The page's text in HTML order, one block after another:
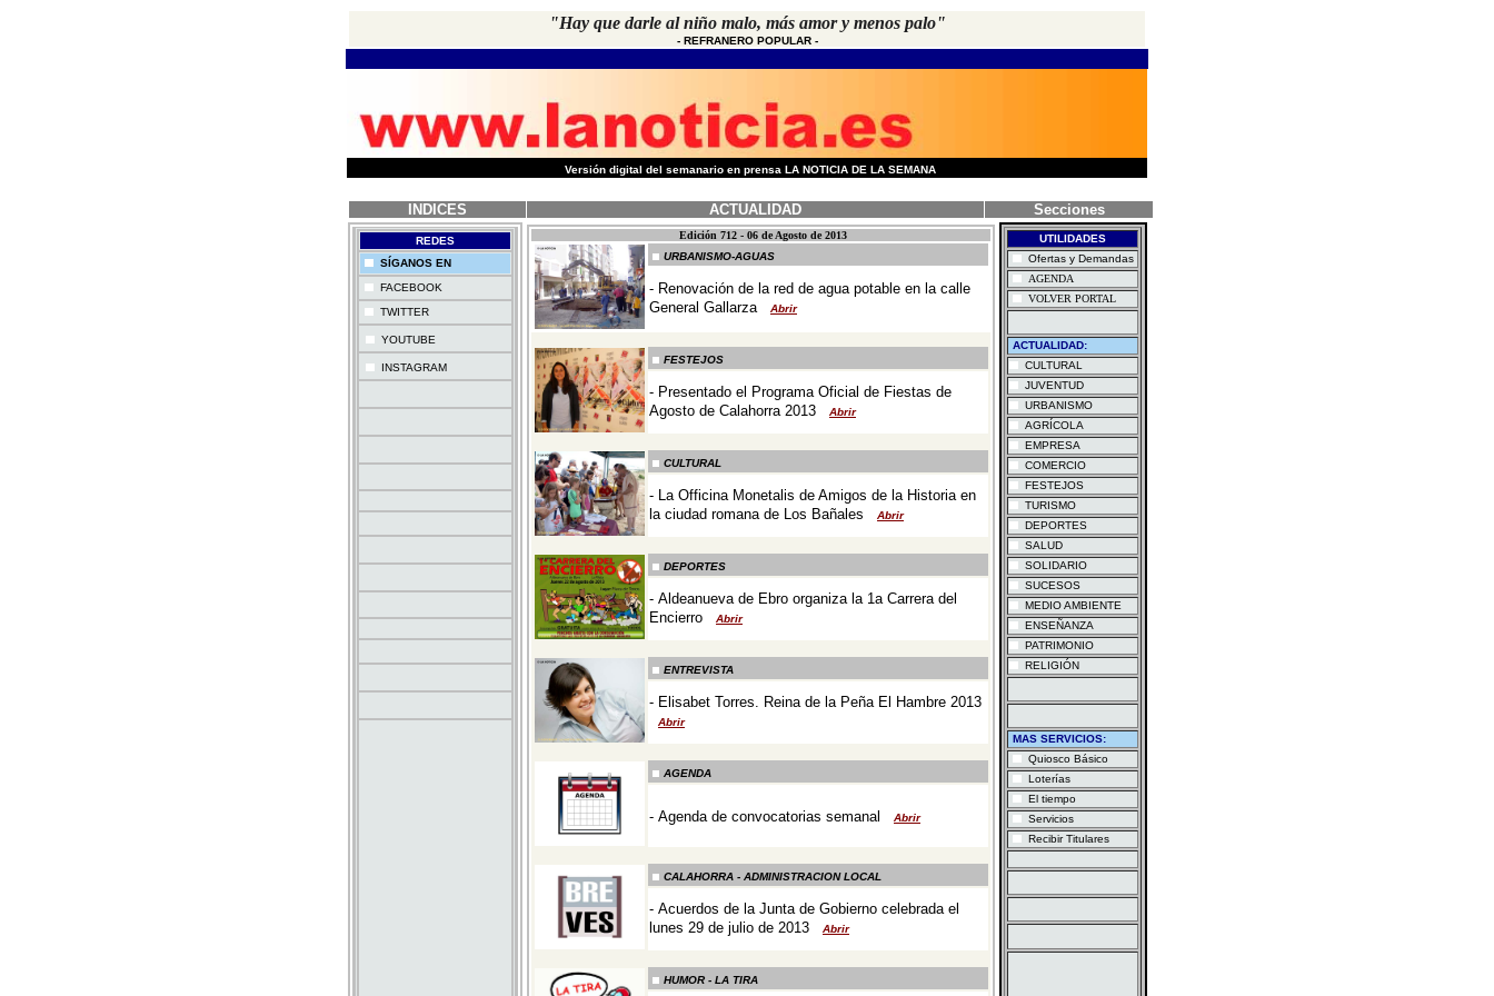
"Hay que darle al niño malo, más amor y menos palo"
- REFRANERO POPULAR-
Versión digital del semanario en prensa LA NOTICIA DE LA SEMANA
INDICES ACTUALIDAD Secciones